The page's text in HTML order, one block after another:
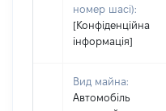
номер шасі):
[Конфіденційна
інформація]
Вид майна:
Автомобіль